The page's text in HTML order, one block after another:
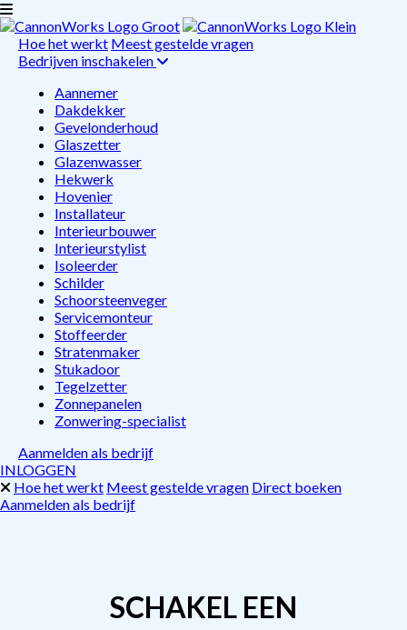
Hoe het werkt Meest gestelde vragen
Bedrijven inschakelen
Aannemer
Dakdekker
Gevelonderhoud
Glaszetter
Glazenwasser
Hekwerk
Hovenier
Installateur
Interieurbouwer
Interieurstylist
Isoleerder
Schilder
Schoorsteenveger
Servicemonteur
Stoffeerder
Stratenmaker
Stukadoor
Tegelzetter
Zonnepanelen
Zonwering-specialist
Aanmelden als bedrijf
INLOGGEN
Hoe het werkt Meest gestelde vragen Direct boeken
Aanmelden als bedrijf
SCHAKEL EEN